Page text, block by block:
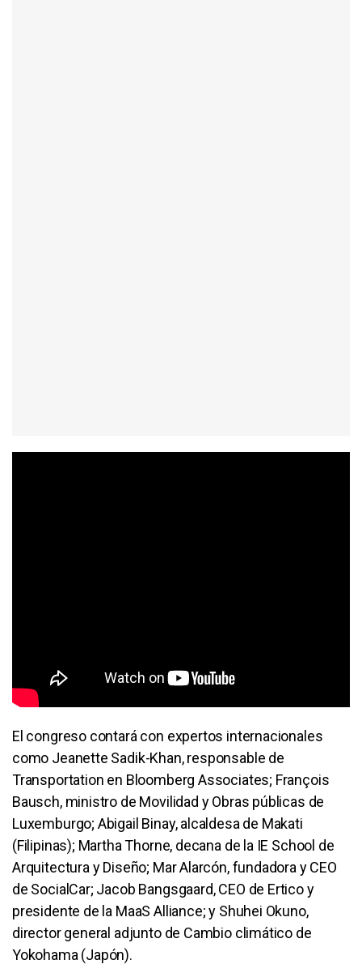
El congreso contará con expertos internacionales
como Jeanette Sadik-Khan, responsable de
Transportation en Bloomberg Associates; François
Bausch, ministro de Movilidad y Obras públicas de
Luxemburgo; Abigail Binay, alcaldesa de Makati
(Filipinas); Martha Thorne, decana de la IE School de
Arquitectura y Diseño; Mar Alarcón, fundadora y CEO
de SocialCar; Jacob Bangsgaard, CEO de Ertico y
presidente de la MaaS Alliance; y Shuhei Okuno,
director general adjunto de Cambio climático de
Yokohama (Japón).